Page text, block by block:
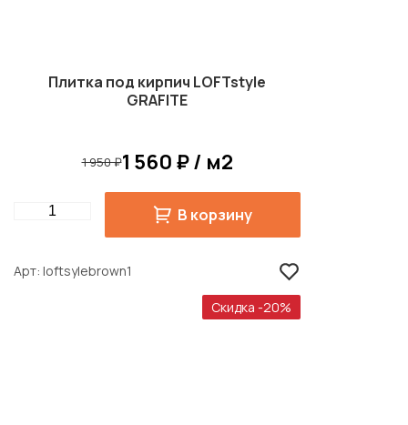
Плитка под кирпич LOFTstyle
GRAFITE
1 950 ₽1 560 ₽ / м2
Quantity В корзину
Арт loftsylebrown1
Скидка -20%